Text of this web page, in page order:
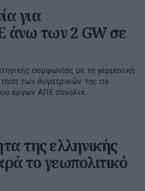
για
άνω των 2 GW σε
συμφωνίας με τη γερμανική
των θυγατρικών της σε
έργων ΑΠΕ συνολικ...
της ελληνικής
το γεωπολιτικό